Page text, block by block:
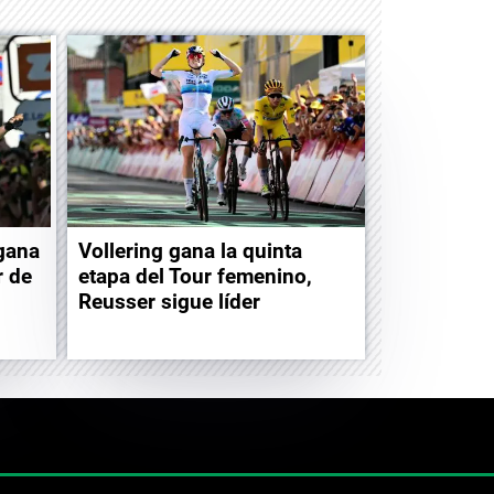
de
Vollering gana la quinta
etapa del Tour femenino,
Reusser sigue líder